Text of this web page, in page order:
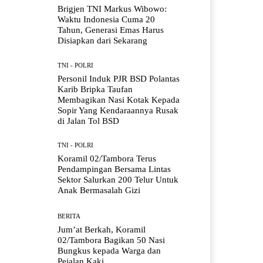
Brigjen TNI Markus Wibowo:
Waktu Indonesia Cuma 20
Tahun, Generasi Emas Harus
Disiapkan dari Sekarang
TNI - POLRI
Personil Induk PJR BSD Polantas
Karib Bripka Taufan
Membagikan Nasi Kotak Kepada
Sopir Yang Kendaraannya Rusak
di Jalan Tol BSD
TNI - POLRI
Koramil 02/Tambora Terus
Pendampingan Bersama Lintas
Sektor Salurkan 200 Telur Untuk
Anak Bermasalah Gizi
BERITA
Jum’at Berkah, Koramil
02/Tambora Bagikan 50 Nasi
Bungkus kepada Warga dan